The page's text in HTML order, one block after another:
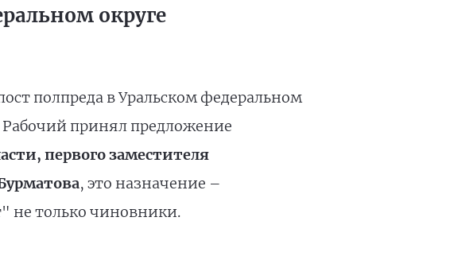
округе
полпреда в Уральском федеральном
Рабочий принял предложение
первого заместителя
, это назначение –
не только чиновники.